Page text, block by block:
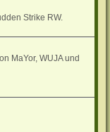
Strike RW.
MaYor, WUJA und